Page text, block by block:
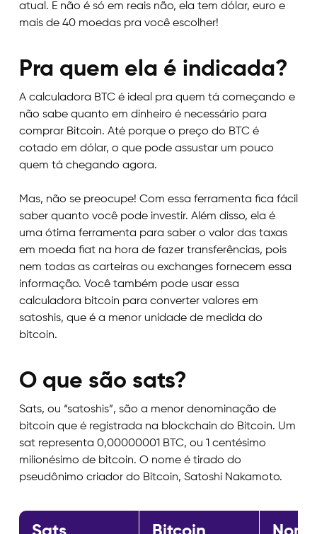
atual. E não é só em reais não, ela tem dólar, euro e
mais de 40 moedas pra você escolher!
Pra quem ela é indicada?
A calculadora BTC é ideal pra quem tá começando e
não sabe quanto em dinheiro é necessário para
comprar Bitcoin. Até porque o preço do BTC é
cotado em dólar, o que pode assustar um pouco
quem tá chegando agora.
Mas, não se preocupe! Com essa ferramenta fica fácil
saber quanto você pode investir. Além disso, ela é
uma ótima ferramenta para saber o valor das taxas
em moeda fiat na hora de fazer transferências, pois
nem todas as carteiras ou exchanges fornecem essa
informação. Você também pode usar essa
calculadora bitcoin para converter valores em
satoshis, que é a menor unidade de medida do
bitcoin.
O que são sats?
Sats, ou “satoshis”, são a menor denominação de
bitcoin que é registrada na blockchain do Bitcoin. Um
sat representa 0,00000001 BTC, ou 1 centésimo
milionésimo de bitcoin. O nome é tirado do
pseudônimo criador do Bitcoin, Satoshi Nakamoto.